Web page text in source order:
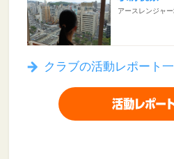
アースレンジャ
クラブの活動レポート